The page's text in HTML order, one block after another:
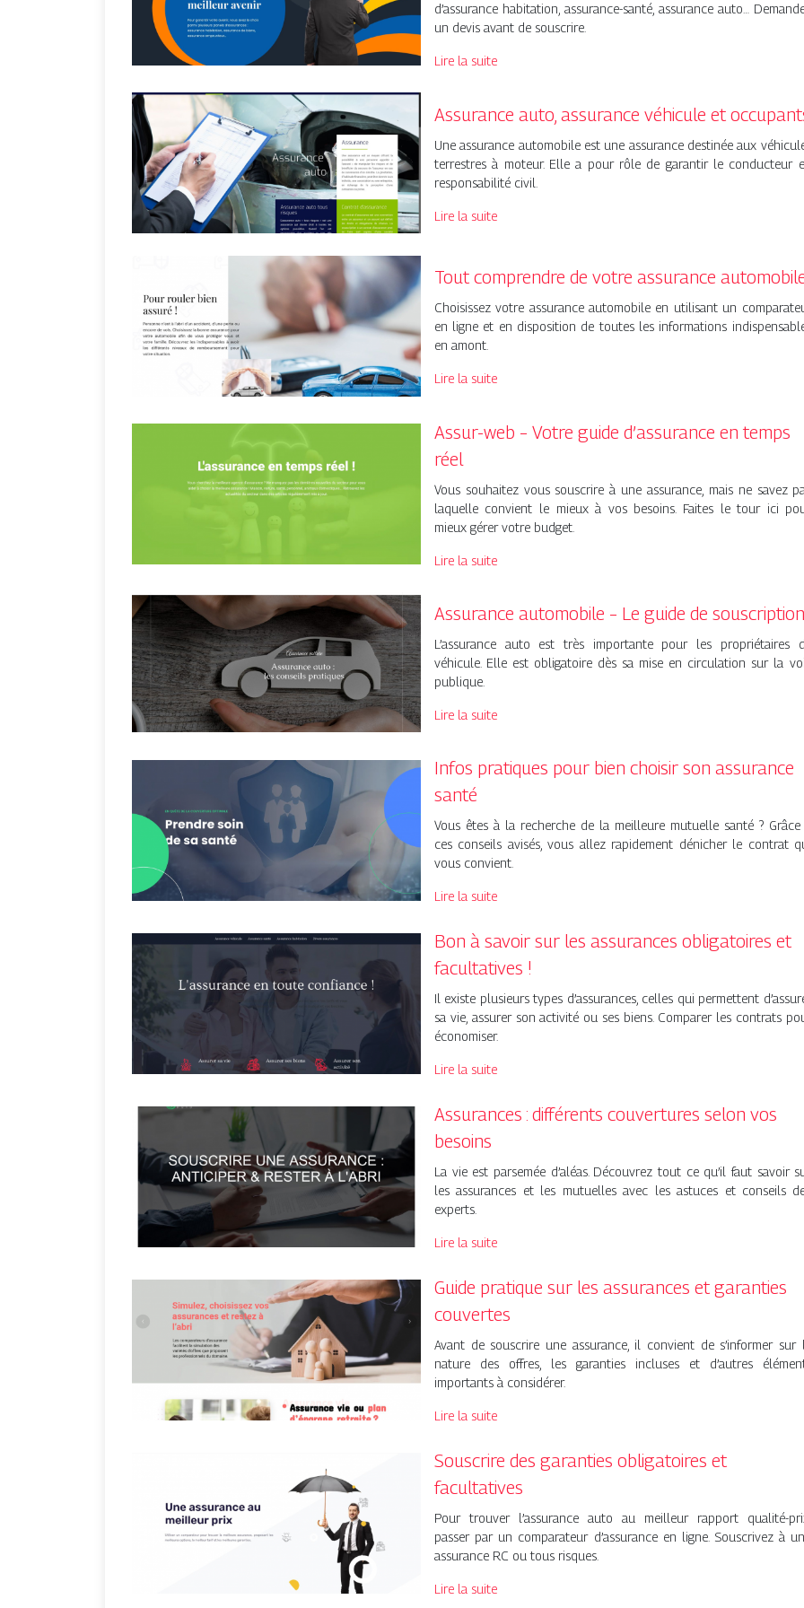
d’assurance habitation, assurance-santé, assurance auto…
un devis avant de souscrire.
Lire la suite
Assurance auto, assurance véhicule et
Une assurance automobile est une assurance destinée aux
terrestres à moteur. Elle a pour rôle de garantir le conducteur
responsabilité civil.
Lire la suite
Tout comprendre de votre assurance
Choisissez votre assurance automobile en utilisant un
en ligne et en disposition de toutes les informations
en amont.
Lire la suite
Assur-web – Votre guide d’assurance en temps
réel
Vous souhaitez vous souscrire à une assurance, mais ne savez
laquelle convient le mieux à vos besoins. Faites le tour ici
mieux gérer votre budget.
Lire la suite
Assurance automobile – Le guide de souscription
L’assurance auto est très importante pour les propriétaires
véhicule. Elle est obligatoire dès sa mise en circulation sur la
publique.
Lire la suite
Infos pratiques pour bien choisir son assurance
santé
Vous êtes à la recherche de la meilleure mutuelle santé ? Grâce
ces conseils avisés, vous allez rapidement dénicher le contrat
vous convient.
Lire la suite
Bon à savoir sur les assurances obligatoires et
facultatives !
Il existe plusieurs types d’assurances, celles qui permettent
sa vie, assurer son activité ou ses biens. Comparer les contrats
économiser.
Lire la suite
Assurances : différents couvertures selon vos
besoins
La vie est parsemée d’aléas. Découvrez tout ce qu’il faut savoir
les assurances et les mutuelles avec les astuces et conseils
experts.
Lire la suite
Guide pratique sur les assurances et garanties
couvertes
Avant de souscrire une assurance, il convient de s’informer sur
nature des offres, les garanties incluses et d’autres
importants à considérer.
Lire la suite
Souscrire des garanties obligatoires et
facultatives
Pour trouver l’assurance auto au meilleur rapport qualité-
passer par un comparateur d’assurance en ligne. Souscrivez à
assurance RC ou tous risques.
Lire la suite